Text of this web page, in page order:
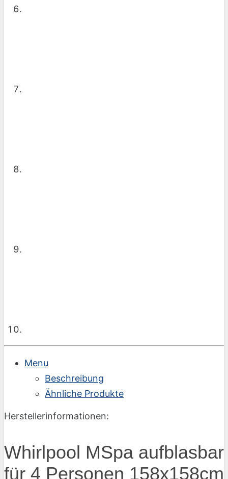
Menu
Beschreibung
Ähnliche Produkte
Herstellerinformationen:
Whirlpool MSpa aufblasbar
für 4 Personen 158x158cm